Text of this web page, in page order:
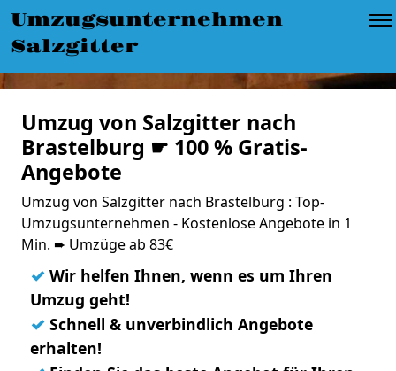
Umzugsunternehmen
Salzgitter
Umzug von Salzgitter nach
Brastelburg ☛ 100 % Gratis-
Angebote
Umzug von Salzgitter nach Brastelburg : Top-
Umzugsunternehmen - Kostenlose Angebote in 1
Min. ➨ Umzüge ab 83€
✓ Wir helfen Ihnen, wenn es um Ihren
Umzug geht!
✓ Schnell & unverbindlich Angebote
erhalten!